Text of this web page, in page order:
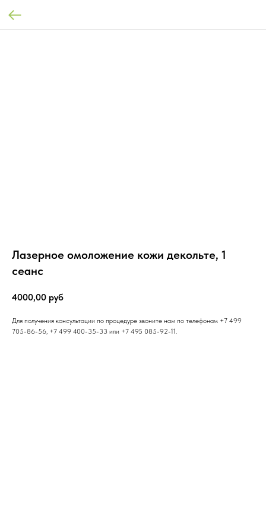
Лазерное омоложение кожи декольте, 1
сеанс
4000,00 руб
Для получения консультации по процедуре звоните нам по телефонам +7 499
705-86-56, +7 499 400-35-33 или +7 495 085-92-11.